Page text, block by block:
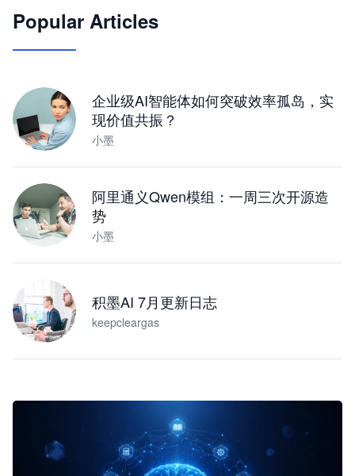
JimoClaw 桌面 AI Agent 工作台
Popular Articles
企业级AI智能体如何突破效率孤岛，实
现价值共振？
小墨
阿里通义Qwen模组：一周三次开源造
势
小墨
积墨AI 7月更新日志
keepcleargas